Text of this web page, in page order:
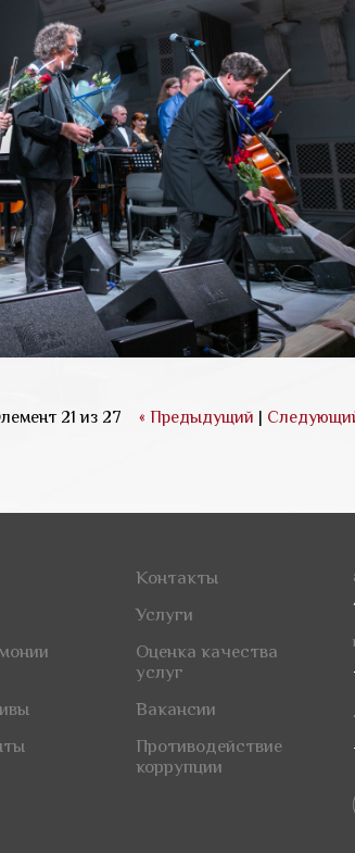
21 из 27 « Предыдущий |
Контакты
Услуги
Оценка качества
услуг
Вакансии
Противодействие
коррупции